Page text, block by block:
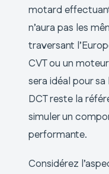
motard
n’aura pas les
traversant
CVT ou un
sera idéal pour
DCT reste la
simuler un
performante.
Considérez